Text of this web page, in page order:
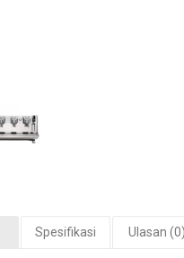
Spesifikasi Ulasan (0)